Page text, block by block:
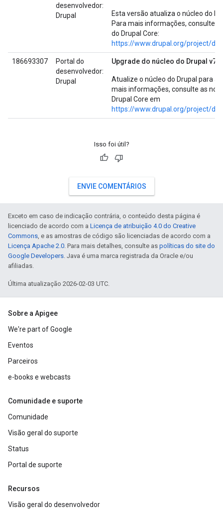
desenvolvedor:
Drupal
Esta versão atualiza o núcleo do
Para mais informações, consulte
do Drupal Core:
https://www.drupal.org/project/
186693307
Portal do
desenvolvedor:
Drupal
Upgrade do núcleo do Drupal
Atualize o núcleo do Drupal para a
mais informações, consulte as
Drupal Core em
https://www.drupal.org/project/
Isso foi útil?
ENVIE COMENTÁRIOS
Exceto em caso de indicação contrária, o conteúdo desta página é
licenciado de acordo com a Licença de atribuição 4.0 do Creative
Commons, e as amostras de código são licenciadas de acordo com a
Licença Apache 2.0. Para mais detalhes, consulte as políticas do site do
Google Developers. Java é uma marca registrada da Oracle e/ou
afiliadas.
Última atualização 2026-02-03 UTC.
Sobre a Apigee
We're part of Google
Eventos
Parceiros
e-books e webcasts
Comunidade e suporte
Comunidade
Visão geral do suporte
Status
Portal de suporte
Recursos
Visão geral do desenvolvedor